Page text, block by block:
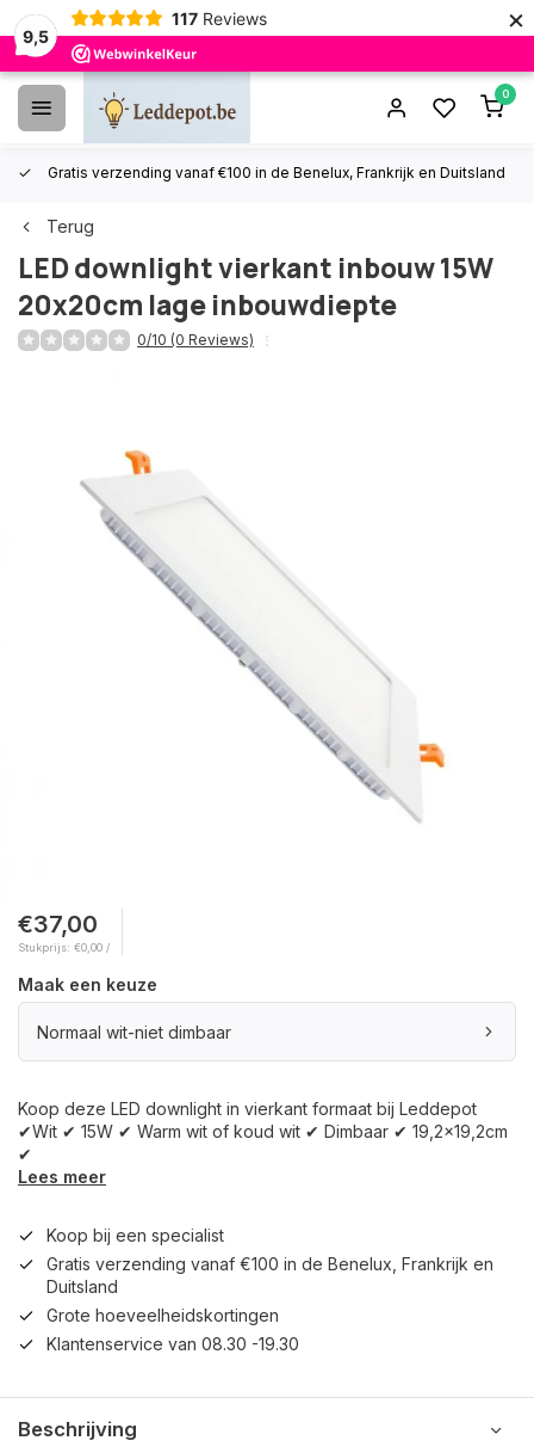
9,5
117 Reviews ×
0
Gratis verzending vanaf €100 in de Benelux, Frankrijk en Duitsland
Terug
LED downlight vierkant inbouw 15W
20x20cm lage inbouwdiepte
0/10 (0 Reviews)
€37,00
Stukprijs: €0,00 /
Maak een keuze
Normaal wit-niet dimbaar
Koop deze LED downlight in vierkant formaat bij Leddepot
✔Wit ✔ 15W ✔ Warm wit of koud wit ✔ Dimbaar ✔ 19,2x19,2cm
✔
Lees meer
Koop bij een specialist
Gratis verzending vanaf €100 in de Benelux, Frankrijk en
Duitsland
Grote hoeveelheidskortingen
Klantenservice van 08.30 -19.30
Beschrijving